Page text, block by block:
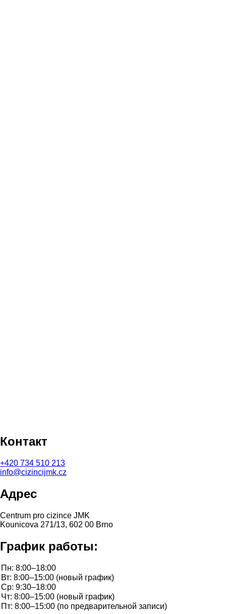
Контакт
+420 734 510 213
info@cizincijmk.cz
Адрес
Centrum pro cizince JMK
Kounicova 271/13, 602 00 Brno
График работы: